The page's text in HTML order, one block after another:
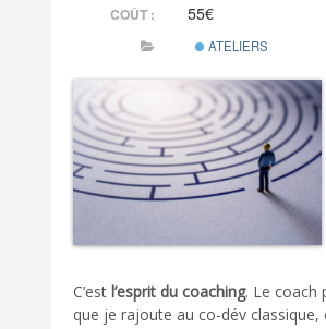
COÛT : 55€
ATELIERS
C’est l’esprit du coaching. Le coach
que je rajoute au co-dév classique,